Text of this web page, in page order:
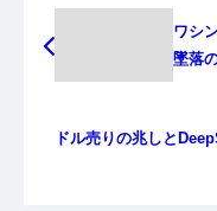
ワシ
墜落
ドル売りの兆しと